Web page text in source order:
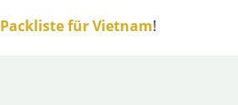
Packliste für Vietnam!